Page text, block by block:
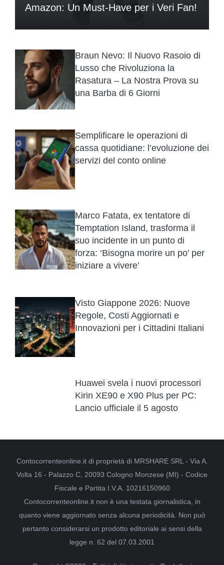
Amazon: Un Must-Have per i Veri Fan!
Braun Nevo: Il Nuovo Rasoio di
Lusso che Rivoluziona la
Rasatura – La Nostra Prova su
una Barba di 6 Giorni
Semplificare le operazioni di
cassa quotidiane: l’evoluzione dei
servizi del conto online
Marco Fatata, ex tentatore di
Temptation Island, trasforma il
suo incidente in un punto di
forza: ‘Bisogna morire un po’ per
iniziare a vivere’
Visto Giappone 2026: Nuove
Regole, Costi Aggiornati e
Innovazioni per i Cittadini Italiani
Huawei svela i nuovi processori
Kirin XE90 e X90 Plus per PC:
Lancio ufficiale il 5 agosto
Contocorrenteonline.it di proprietà di MRSHARE SRL - Via A.
Volta 16 - Palazzo C, 20093 Cologno Monzese (MI) - Codice
Fiscale e Partita I.V.A. 10216150960
Contocorrenteonline.it non è una testata giornalistica, in
quanto viene aggiornato senza alcuna periodicità. Non può
pertanto considerarsi un prodotto editoriale ai sensi della
legge n. 62 del 07.03.2001